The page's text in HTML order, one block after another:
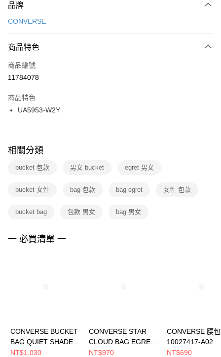
台灣樂天信用卡公司
【關於「AFTEE先享後付」】
便利好安心！
３．安心：先確認商品／服務後，再付款。
【「AFTEE先享後付」結帳流程】
１．於結帳方式選擇「AFTEE先享後付」後，將跳轉至「AFTEE先享後付」
２．訂單成立數日內，您將收到繳費通知簡訊。
３．收到繳費通知簡訊後14天內，點擊此簡訊中的連結，可透過四大超商／
ATM／網路銀行／等多元方式進行付款，方視為交易完成。
※ 交易是否成功請以「AFTEE先享後付 」之結帳頁面顯示為準，若有關於
是否繳費成功／繳費後需取消欲退款等相關疑問，請聯繫「AFTEE先享後付
客戶支援中心」
https://netprotections.freshdesk.com/support/home
１．透過由恩沛科技股份有限公司提供之「AFTEE先享後付」服務完成之交
權轉讓予恩沛科技股份有限公司。
３．未成年的使用者請事先徵得法定代理人或監護人之同意方可使用
「AFTEE先享後付」，若未經同意申辦者引起之損失，本公司不負相關責
運送方式
每筆NT$100，滿NT$1,500(含以上)免運費
宅配
每筆NT$100，滿NT$1,500(含以上)免運費
付款後門市自取
每筆NT$100，滿NT$1,500(含以上)免運費
品牌
CONVERSE
商品特色
商品編號
11784078
商品特色
UA5953-W2Y
相關分類
bucket 包款 男女 bucket egret 男女
bucket 女性 bag 包款 bag egret 女性 包款
bucket bag 包款 男女 bag 男女
一 必買清單 一
CONVERSE BUCKET
BAG QUIET SHADE
男女 其他包款
NT$1,030
CONVERSE STAR
CLOUD BAG EGRET
男女 手提包 UA5824-
NT$970
CONVERSE 腰包
10027417-A02
NT$690